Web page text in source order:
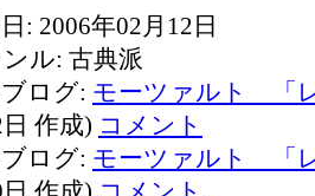
: 2006年02月12日
ル: 古典派
ログ: モーツァルト 「
作成) コメント
ログ: モーツァルト 「